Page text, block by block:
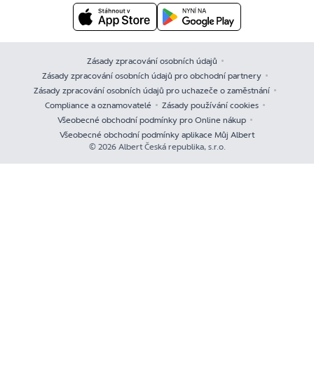
Zásady zpracování osobních údajů
Zásady zpracování osobních údajů pro obchodní partnery
Zásady zpracování osobních údajů pro uchazeče o zaměstnání
Compliance a oznamovatelé
Zásady používání cookies
Všeobecné obchodní podmínky pro Online nákup
Všeobecné obchodní podmínky aplikace Můj Albert
© 2026 Albert Česká republika, s.r.o.